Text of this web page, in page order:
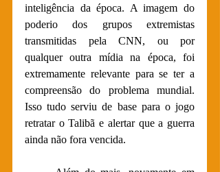
inteligência da época. A imagem do
poderio dos grupos extremistas
transmitidas pela CNN, ou por
qualquer outra mídia na época, foi
extremamente relevante para se ter a
compreensão do problema mundial.
Isso tudo serviu de base para o jogo
retratar o Talibã e alertar que a guerra
ainda não fora vencida.